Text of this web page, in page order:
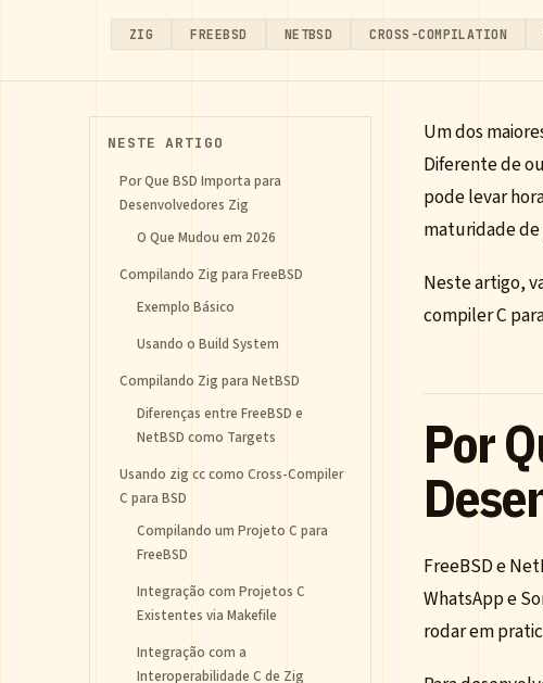
ZIG FREEBSD NETBSD CROSS-COMPILATION
NESTE ARTIGO
Por Que BSD Importa para
Desenvolvedores Zig
O Que Mudou em 2026
Compilando Zig para FreeBSD
Exemplo Básico
Usando o Build System
Compilando Zig para NetBSD
Diferenças entre FreeBSD e
NetBSD como Targets
Usando zig cc como Cross-Compiler
C para BSD
Compilando um Projeto C para
FreeBSD
Integração com Projetos C
Existentes via Makefile
Integração com a
Interoperabilidade C de Zig
Um dos
Diferente de
pode levar
maturidade
Neste artigo,
compiler C
Por
FreeBSD e
WhatsApp e
rodar em